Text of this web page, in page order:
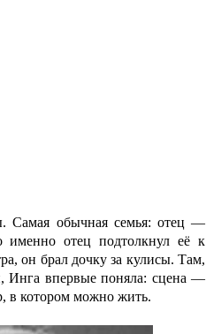
Самая обычная семья: отец —
именно отец подтолкнул её к
он брал дочку за кулисы. Там,
Инга впервые поняла: сцена —
в котором можно жить.